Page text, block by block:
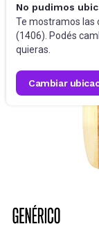
No pudimos
Te mostramos las
(1406). Podés
quieras.
cambiar
Utensilios de